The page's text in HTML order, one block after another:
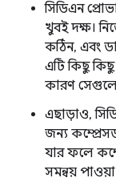
সিডিএন
খুবই দক্ষ।
কঠিন, এবং
এটি কিছু কিছু
কারণ
এছাড়াও,
জন্য
যার ফলে
সমন্বয়